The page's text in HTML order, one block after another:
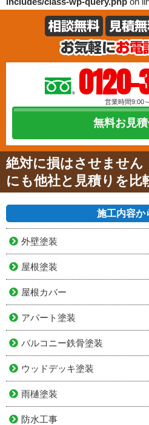
営業時間9:00
無料お見
絶対に損はさせません
にも他社と見積りを比
施工内容か
外壁塗装
屋根塗装
屋根カバー
アパート塗装
バルコニー鉄骨塗装
ウッドデッキ塗装
雨樋塗装
防水工事